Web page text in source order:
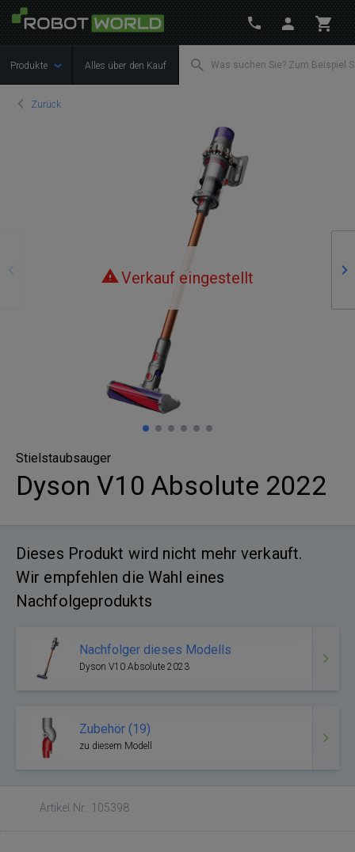
Produkte Alles über den Kauf
Zurück
Verkauf eingestellt
Stielstaubsauger
Dyson V10 Absolute 2022
Dieses Produkt wird nicht mehr verkauft.
Wir empfehlen die Wahl eines
Nachfolgeprodukts
Nachfolger dieses Modells
Dyson V10 Absolute 2023
Zubehör (19)
zu diesem Modell
Artikel Nr.: 105398